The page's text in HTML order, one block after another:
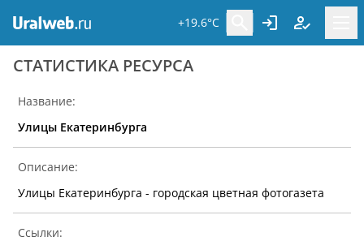
+19.6°C
CТАТИСТИКА РЕСУРСА
Название:
Улицы Екатеринбурга
Описание:
Улицы Екатеринбурга - городская цветная фотогазета
Ссылки: